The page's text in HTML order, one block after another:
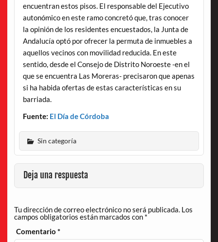
encuentran estos pisos. El responsable del Ejecutivo
autonómico en este ramo concretó que, tras conocer
la opinión de los residentes encuestados, la Junta de
Andalucía optó por ofrecer la permuta de inmuebles a
aquellos vecinos con movilidad reducida. En este
sentido, desde el Consejo de Distrito Noroeste -en el
que se encuentra Las Moreras- precisaron que apenas
si ha habida ofertas de estas características en su
barriada.
Fuente: El Día de Córdoba
Sin categoría
Deja una respuesta
Tu dirección de correo electrónico no será publicada. Los
campos obligatorios están marcados con *
Comentario*